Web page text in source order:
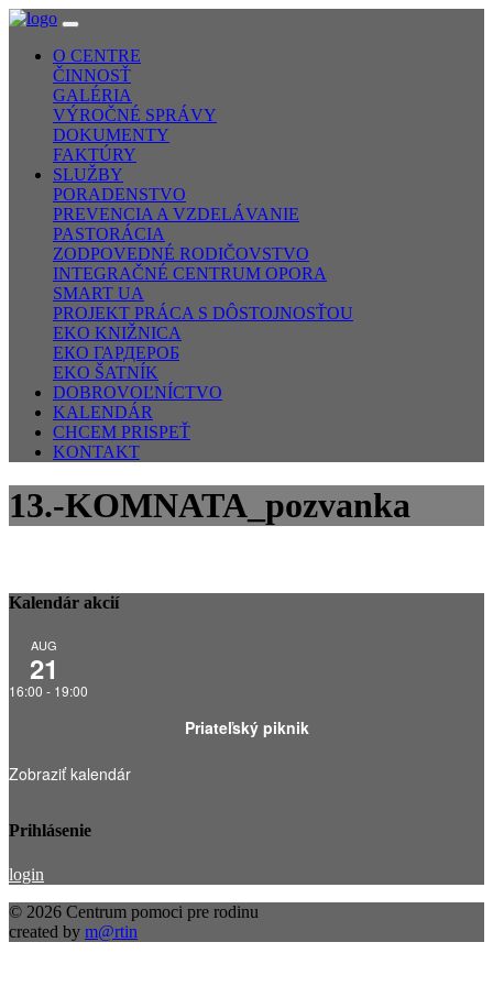
O CENTRE
ČINNOSŤ
GALÉRIA
VÝROČNÉ SPRÁVY
DOKUMENTY
FAKTÚRY
SLUŽBY
PORADENSTVO
PREVENCIA A VZDELÁVANIE
PASTORÁCIA
ZODPOVEDNÉ RODIČOVSTVO
INTEGRAČNÉ CENTRUM OPORA
SMART UA
PROJEKT PRÁCA S DÔSTOJNOSŤOU
EKO KNIŽNICA
ЕКО ГАРДЕРОБ
EKO ŠATNÍK
DOBROVOĽNÍCTVO
KALENDÁR
CHCEM PRISPEŤ
KONTAKT
13.-KOMNATA_pozvanka
Kalendár akcií
AUG
21
16:00 - 19:00
Priateľský piknik
Zobraziť kalendár
Prihlásenie
login
© 2026 Centrum pomoci pre rodinu
created by m@rtin